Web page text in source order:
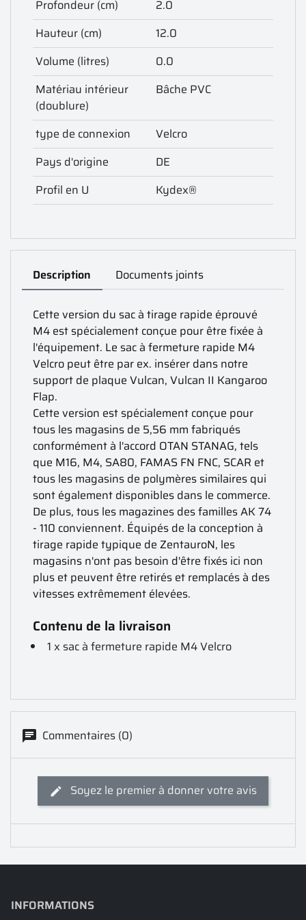
Profondeur (cm)
2.0
Hauteur (cm)
12.0
Volume (litres)
0.0
Matériau intérieur
(doublure)
Bâche PVC
type de connexion
Velcro
Pays d'origine
DE
Profil en U
Kydex®
Description Documents joints
Cette version du sac à tirage rapide éprouvé
M4 est spécialement conçue pour être fixée à
l'équipement. Le sac à fermeture rapide M4
Velcro peut être par ex. insérer dans notre
support de plaque Vulcan, Vulcan II Kangaroo
Flap.
Cette version est spécialement conçue pour
tous les magasins de 5,56 mm fabriqués
conformément à l'accord OTAN STANAG, tels
que M16, M4, SA80, FAMAS FN FNC, SCAR et
tous les magasins de polymères similaires qui
sont également disponibles dans le commerce.
De plus, tous les magazines des familles AK 74
- 110 conviennent. Équipés de la conception à
tirage rapide typique de ZentauroN, les
magasins n'ont pas besoin d'être fixés ici non
plus et peuvent être retirés et remplacés à des
vitesses extrêmement élevées.
Contenu de la livraison
1 x sac à fermeture rapide M4 Velcro
Commentaires (0)
Soyez le premier à donner votre avis
INFORMATIONS